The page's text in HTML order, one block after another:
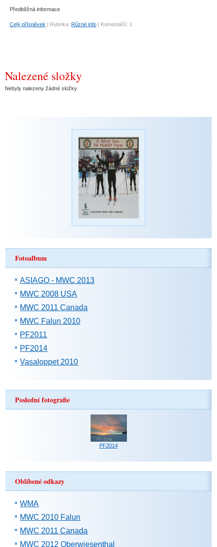
Předběžná informace
Celý příspěvek | Rubrika: Různé info | Komentářů: 1
Nalezené složky
Nebyly nalezeny žádné složky
Fotoalbum
ASIAGO - MWC 2013
MWC 2008 USA
MWC 2011 Canada
MWC Falun 2010
PF2011
PF2014
Vasaloppet 2010
Poslední fotografie
PF2014
Oblíbené odkazy
WMA
MWC 2010 Falun
MWC 2011 Canada
MWC 2012 Oberwiesenthal